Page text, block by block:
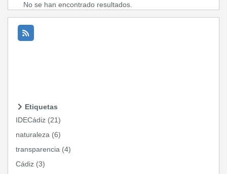
No se han encontrado resultados.
Etiquetas
IDECádiz (21)
naturaleza (6)
transparencia (4)
Cádiz (3)